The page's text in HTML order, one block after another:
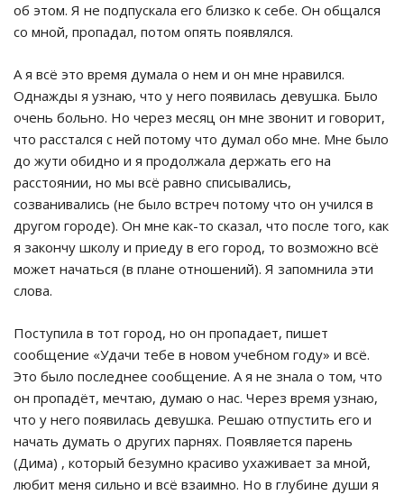
об этом. Я не подпускала его близко к себе. Он общался
со мной, пропадал, потом опять появлялся.
А я всё это время думала о нем и он мне нравился.
Однажды я узнаю, что у него появилась девушка. Было
очень больно. Но через месяц он мне звонит и говорит,
что расстался с ней потому что думал обо мне. Мне было
до жути обидно и я продолжала держать его на
расстоянии, но мы всё равно списывались,
созванивались (не было встреч потому что он учился в
другом городе). Он мне как-то сказал, что после того, как
я закончу школу и приеду в его город, то возможно всё
может начаться (в плане отношений). Я запомнила эти
слова.
Поступила в тот город, но он пропадает, пишет
сообщение «Удачи тебе в новом учебном году» и всё.
Это было последнее сообщение. А я не знала о том, что
он пропадёт, мечтаю, думаю о нас. Через время узнаю,
что у него появилась девушка. Решаю отпустить его и
начать думать о других парнях. Появляется парень
(Дима) , который безумно красиво ухаживает за мной,
любит меня сильно и всё взаимно. Но в глубине души я